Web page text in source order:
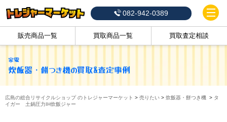
082-942-0389
販売商品一覧 買取商品一覧 買取査定相談
家電
炊飯器・餅つき機の買取&査定事例
広島の総合リサイクルショップ のトレジャーマーケット > 売りたい > 炊飯器・餅つき機 > タ
イガー 土鍋圧力IH炊飯ジャー